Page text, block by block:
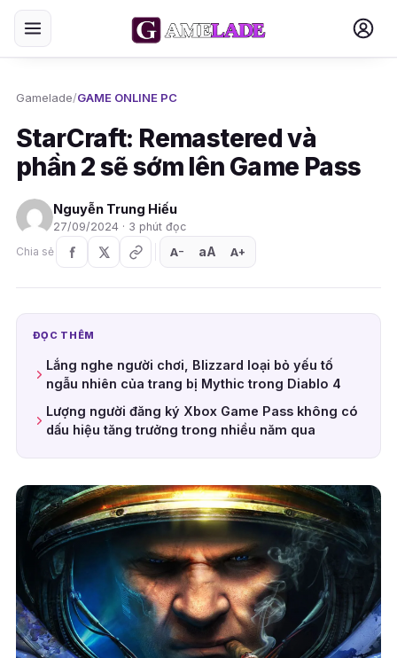
Gamelade/GAME ONLINE PC
StarCraft: Remastered và
phần 2 sẽ sớm lên Game Pass
Nguyễn Trung Hiếu
27/09/2024 · 3 phút đọc
Chia sẻ
A− aA A+
ĐỌC THÊM
Lắng nghe người chơi, Blizzard loại bỏ yếu tố
ngẫu nhiên của trang bị Mythic trong Diablo 4
Lượng người đăng ký Xbox Game Pass không có
dấu hiệu tăng trưởng trong nhiều năm qua